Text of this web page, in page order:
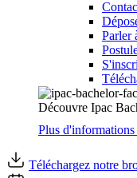
Parler
Découvre Ipac
Plus
Téléchargez notre